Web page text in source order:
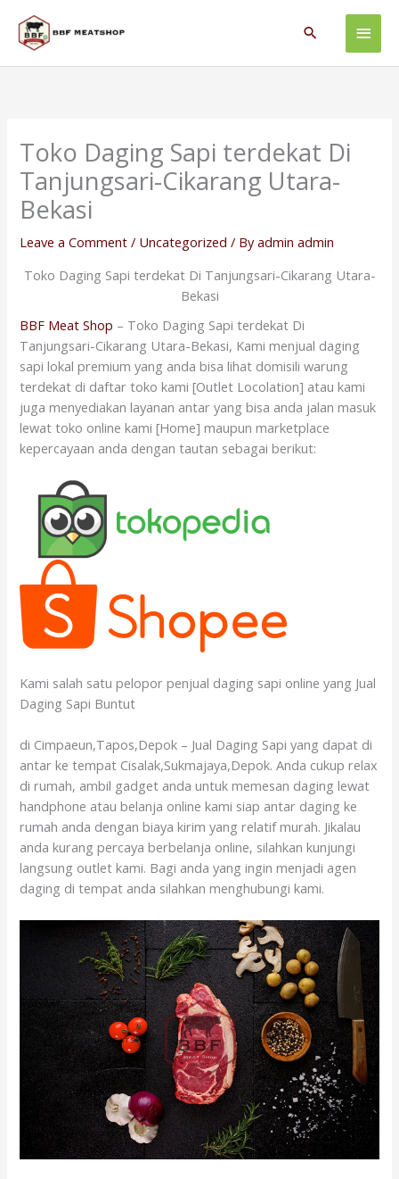
content
Main
Search
Toko Daging Sapi terdekat Di
Tanjungsari-Cikarang Utara-
Bekasi
Leave a Comment / Uncategorized / Byadmin admin
Toko Daging Sapi terdekat Di Tanjungsari-Cikarang Utara-
Bekasi
BBF Meat Shop – Toko Daging Sapi terdekat Di
Tanjungsari-Cikarang Utara-Bekasi, Kami menjual daging
sapi lokal premium yang anda bisa lihat domisili warung
terdekat di daftar toko kami [Outlet Locolation] atau kami
juga menyediakan layanan antar yang bisa anda jalan masuk
lewat toko online kami [Home] maupun marketplace
kepercayaan anda dengan tautan sebagai berikut:
Kami salah satu pelopor penjual daging sapi online yang Jual
Daging Sapi Buntut
di Cimpaeun,Tapos,Depok – Jual Daging Sapi yang dapat di
antar ke tempat Cisalak,Sukmajaya,Depok. Anda cukup relax
di rumah, ambil gadget anda untuk memesan daging lewat
handphone atau belanja online kami siap antar daging ke
rumah anda dengan biaya kirim yang relatif murah. Jikalau
anda kurang percaya berbelanja online, silahkan kunjungi
langsung outlet kami. Bagi anda yang ingin menjadi agen
daging di tempat anda silahkan menghubungi kami.